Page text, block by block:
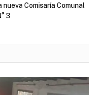
nueva Comisaría Comunal
3